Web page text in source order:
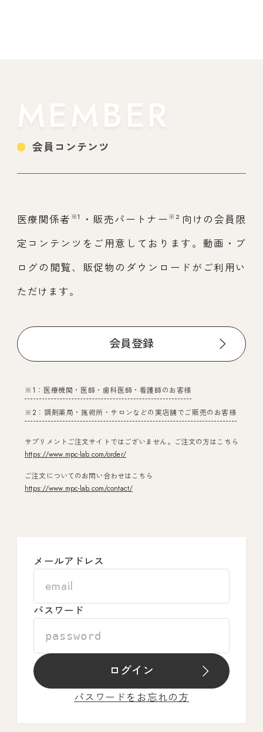
MEMBER
会員コンテンツ
医療関係者 ※1 ・販売パートナー※2 向けの会員限
定コンテンツをご用意しております。動画・ブ
ログの閲覧、販促物のダウンロードがご利用い
ただけます。
会員登録
※1：医療機関・医師・歯科医師・看護師のお客様
※2：調剤薬局・施術所・サロンなどの実店舗でご販売のお客様
サプリメントご注文サイトではございません。ご注文の方はこちら
https://www.mpc-lab.com/order/
ご注文についてのお問い合わせはこちら
https://www.mpc-lab.com/contact/
メールアドレス
パスワード
ログイン
パスワードをお忘れの方